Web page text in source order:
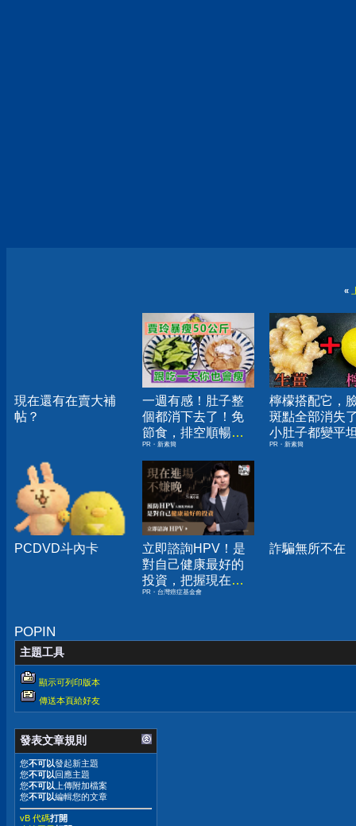
«
現在還有在賣大補
帖？
一週有感！肚子整
個都消下去了！免
節食，排空順暢就
夠
PR・新素簡
檸檬搭配它，
斑點全部消失
小肚子都變平
PR・新素簡
PCDVD斗內卡
立即諮詢HPV！是
對自己健康最好的
投資，把握現在不
嫌晚！
PR・台灣癌症基金會
詐騙無所不在
POPIN
主題工具
顯示可列印版本
傳送本頁給好友
發表文章規則
您不可以發起新主題
您不可以 回應主題
您不可以 上傳附加檔案
您不可以編輯您的文章
vB 代碼打開